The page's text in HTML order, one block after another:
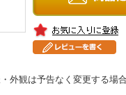
外観は予告なく変更する場